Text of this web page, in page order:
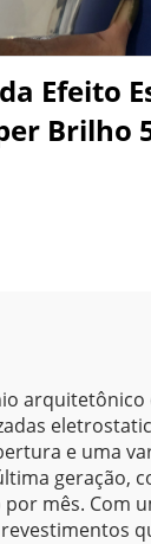
Efeito
Brilho
e uma
geração,
mês. Com